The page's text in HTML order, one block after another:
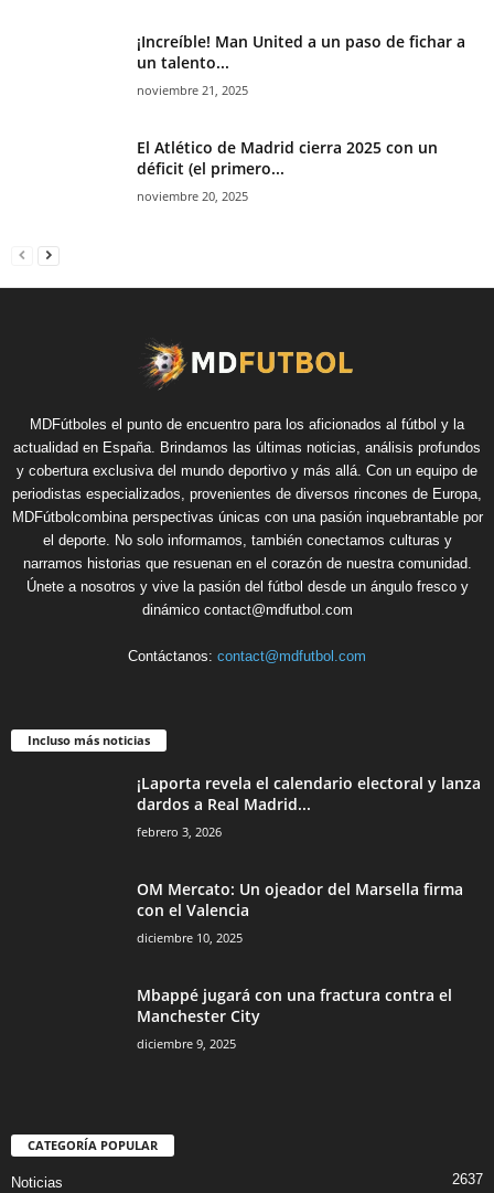
¡Increíble! Man United a un paso de fichar a
un talento...
noviembre 21, 2025
El Atlético de Madrid cierra 2025 con un
déficit (el primero...
noviembre 20, 2025
MDFútboles el punto de encuentro para los aficionados al fútbol y la
actualidad en España. Brindamos las últimas noticias, análisis profundos
y cobertura exclusiva del mundo deportivo y más allá. Con un equipo de
periodistas especializados, provenientes de diversos rincones de Europa,
MDFútbolcombina perspectivas únicas con una pasión inquebrantable por
el deporte. No solo informamos, también conectamos culturas y
narramos historias que resuenan en el corazón de nuestra comunidad.
Únete a nosotros y vive la pasión del fútbol desde un ángulo fresco y
dinámico contact@mdfutbol.com
Contáctanos: contact@mdfutbol.com
Incluso más noticias
¡Laporta revela el calendario electoral y lanza
dardos a Real Madrid...
febrero 3, 2026
OM Mercato: Un ojeador del Marsella firma
con el Valencia
diciembre 10, 2025
Mbappé jugará con una fractura contra el
Manchester City
diciembre 9, 2025
CATEGORÍA POPULAR
Noticias 2637